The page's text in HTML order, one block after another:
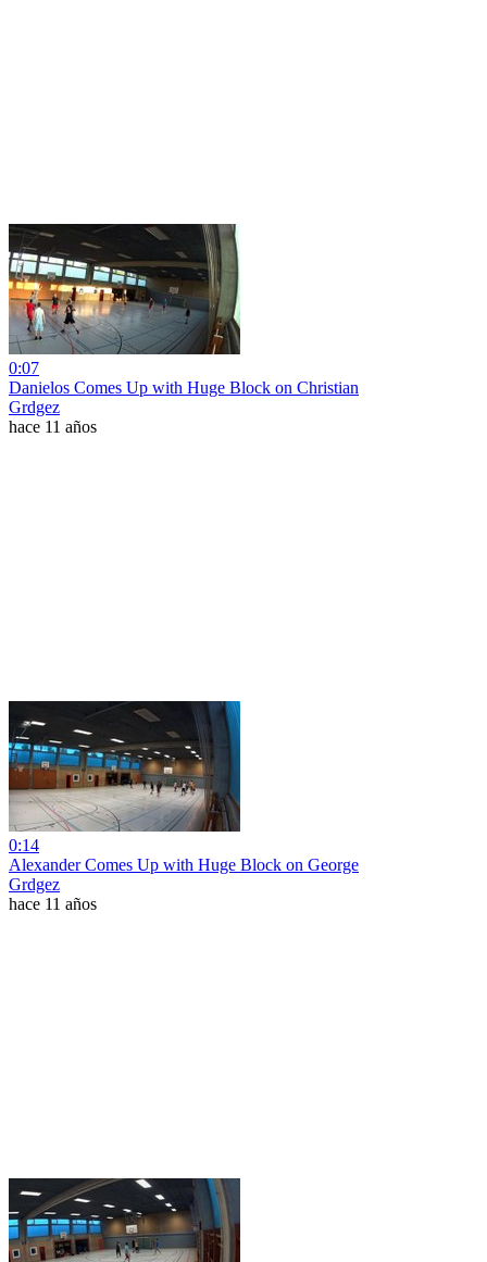
0:07
Danielos Comes Up with Huge Block on Christian
Grdgez
hace 11 años
0:14
Alexander Comes Up with Huge Block on George
Grdgez
hace 11 años